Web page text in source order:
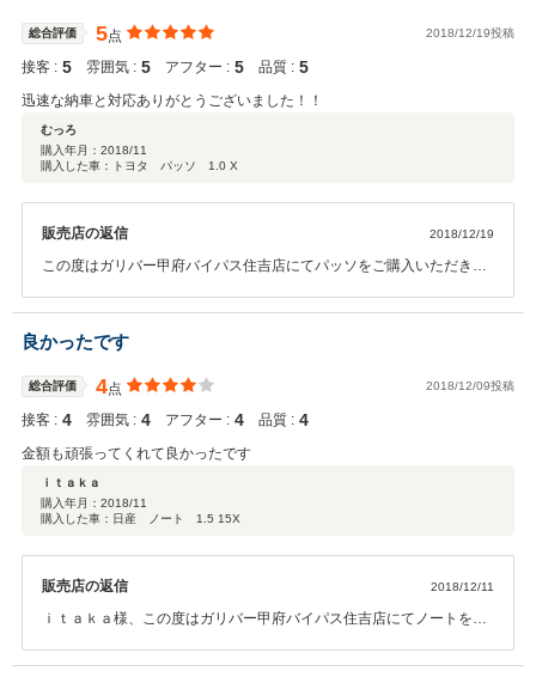
総合評価 5点 2018/12/19投稿
接客 : 5 雰囲気 : 5 アフター : 5 品質 : 5
迅速な納車と対応ありがとうございました！！
むっろ
購入年月： 2018/11
購入した車：トヨタ パッソ 1.0 X
販売店の返信 2018/12/19
この度はガリバー甲府バイパス住吉店にてパッソをご購入いただきあ
ください。今後ともご満足いただけるよう対応させていただきます。
宜しくお願い致します！
良かったです
総合評価 4点 2018/12/09投稿
接客 : 4 雰囲気 : 4 アフター : 4 品質 : 4
金額も頑張ってくれて良かったです
ｉｔａｋａ
購入年月： 2018/11
購入した車：日産 ノート 1.5 15X
販売店の返信 2018/12/11
ｉｔａｋａ様、この度はガリバー甲府バイパス住吉店にてノートをご
気軽にご連絡ください。今後ともご満足いただけるよう対応させてい